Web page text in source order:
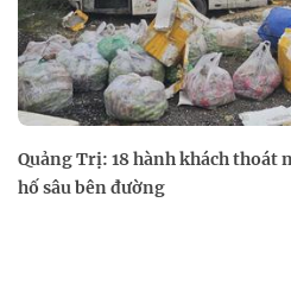
Quảng Trị: 18 hành khách thoát
hố sâu bên đường